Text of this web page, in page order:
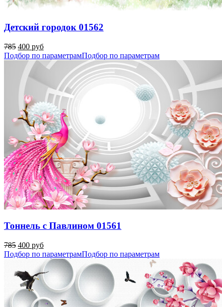
Детский городок 01562
785 400 руб
Подбор по параметрамПодбор по параметрам
Тоннель с Павлином 01561
785 400 руб
Подбор по параметрамПодбор по параметрам